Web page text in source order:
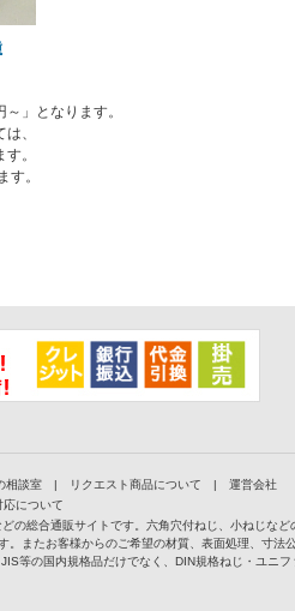
」となります。
、
。
す。
相談室 | リクエスト商品について |
運営会社
応について
総合通販サイトです。六角穴付ねじ、小ねじな
またお客様からのご希望の材質、表面処理、寸法
等の国内規格品だけでなく、DIN規格ねじ・ユニ